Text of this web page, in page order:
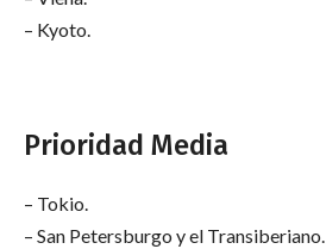
– Kyoto.
Prioridad Media
– Tokio.
– San Petersburgo y el Transiberiano.